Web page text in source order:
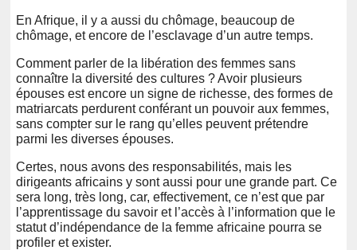
En Afrique, il y a aussi du chômage, beaucoup de
chômage, et encore de l’esclavage d’un autre temps.
Comment parler de la libération des femmes sans
connaître la diversité des cultures ? Avoir plusieurs
épouses est encore un signe de richesse, des formes de
matriarcats perdurent conférant un pouvoir aux femmes,
sans compter sur le rang qu’elles peuvent prétendre
parmi les diverses épouses.
Certes, nous avons des responsabilités, mais les
dirigeants africains y sont aussi pour une grande part. Ce
sera long, très long, car, effectivement, ce n’est que par
l’apprentissage du savoir et l’accès à l’information que le
statut d’indépendance de la femme africaine pourra se
profiler et exister.